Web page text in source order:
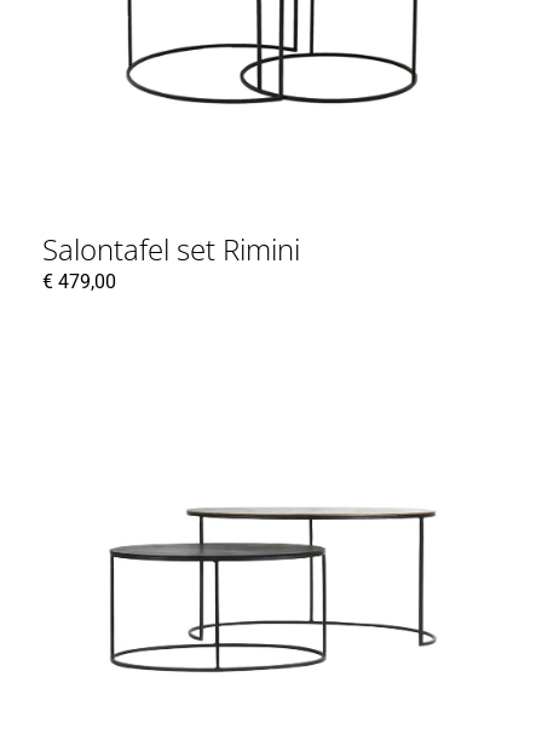
Salontafel set Rimini
€ 479,00